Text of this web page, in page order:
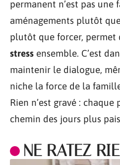
permanent n’est pas une
aménagements plutôt
plutôt que forcer, permet
stress ensemble. C’est
maintenir le dialogue,
niche la force de la
Rien n’est gravé :
chemin des jours plus
NE RATEZ